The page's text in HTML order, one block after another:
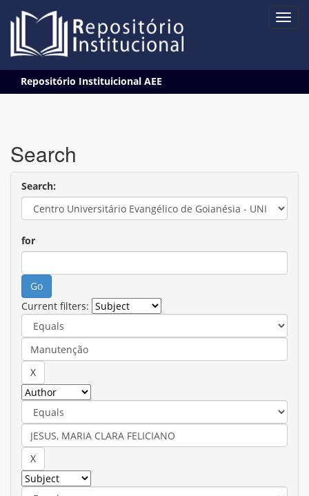
navigation
Repositório Instituicional AEE
Search
Search:
for
Current filters: